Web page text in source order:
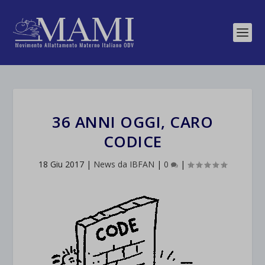
36 ANNI OGGI, CARO
CODICE
18 Giu 2017 | News da IBFAN | 0 |